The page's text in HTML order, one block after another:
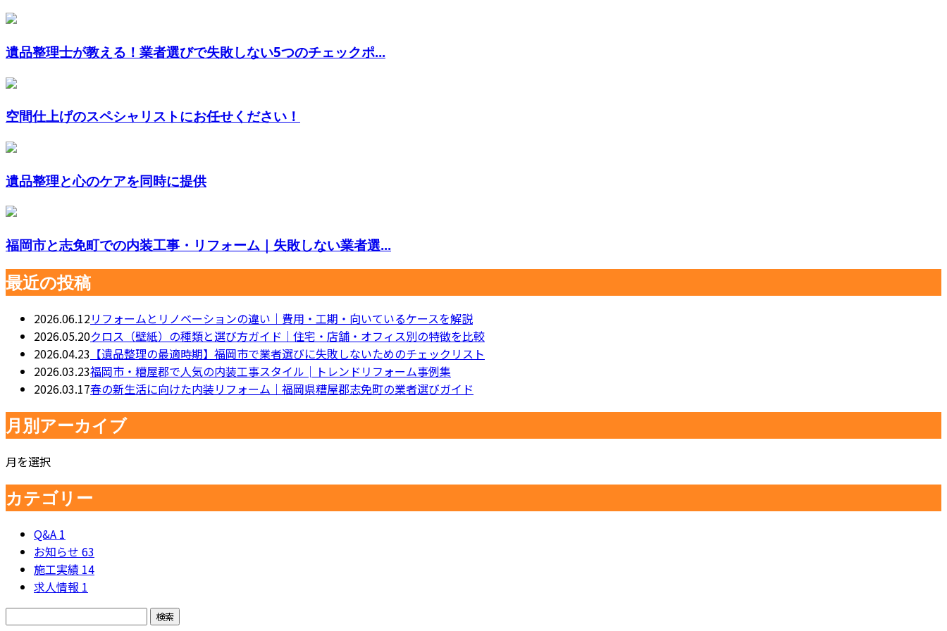
遺品整理士が教える！業者選びで失敗しない5つのチェックポ...
空間仕上げのスペシャリストにお任せください！
遺品整理と心のケアを同時に提供
福岡市と志免町での内装工事・リフォーム｜失敗しない業者選...
最近の投稿
2026.06.12リフォームとリノベーションの違い｜費用・工期・向いているケースを解説
2026.05.20クロス（壁紙）の種類と選び方ガイド｜住宅・店舗・オフィス別の特徴を比較
2026.04.23 【遺品整理の最適時期】福岡市で業者選びに失敗しないためのチェックリスト
2026.03.23福岡市・糟屋郡で人気の内装工事スタイル│トレンドリフォーム事例集
2026.03.17春の新生活に向けた内装リフォーム｜福岡県糟屋郡志免町の業者選びガイド
月別アーカイブ
月を選択
カテゴリー
Q&A 1
お知らせ 63
施工実績 14
求人情報 1